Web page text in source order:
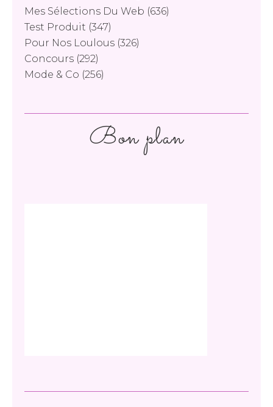
Mes Sélections Du Web (636)
Test Produit (347)
Pour Nos Loulous (326)
Concours (292)
Mode & Co (256)
Bon plan